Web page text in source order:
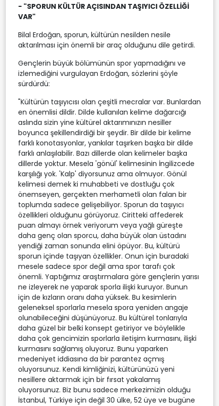
- "SPORUN KÜLTÜR AÇISINDAN TAŞIYICI ÖZELLİĞİ
VAR"
Bilal Erdoğan, sporun, kültürün nesilden nesile
aktarılması için önemli bir araç olduğunu dile getirdi.
Gençlerin büyük bölümünün spor yapmadığını ve
izlemediğini vurgulayan Erdoğan, sözlerini şöyle
sürdürdü:
"Kültürün taşıyıcısı olan çeşitli mecralar var. Bunlardan
en önemlisi dildir. Dilde kullanılan kelime dağarcığı
aslında sizin yine kültürel aktarımınızın nesiller
boyunca şekillendirdiği bir şeydir. Bir dilde bir kelime
farklı konotasyonlar, yankılar taşırken başka bir dilde
farklı anlaşılabilir. Bazı dillerde olan kelimeler başka
dillerde yoktur. Mesela 'gönül' kelimesinin İngilizcede
karşılığı yok. 'Kalp' diyorsunuz ama olmuyor. Gönül
kelimesi demek ki muhabbeti ve dostluğu çok
önemseyen, gerçekten merhametli olan falan bir
toplumda sadece gelişebiliyor. Sporun da taşıyıcı
özellikleri olduğunu görüyoruz. Ciritteki affederek
puan almayı örnek veriyorum veya yağlı güreşte
daha genç olan sporcu, daha büyük olan üstadını
yendiği zaman sonunda elini öpüyor. Bu, kültürü
sporun içinde taşıyan özellikler. Onun için buradaki
mesele sadece spor değil ama spor tarafı çok
önemli. Yaptığımız araştırmalara göre gençlerin yarısı
ne izleyerek ne yaparak sporla ilişki kuruyor. Bunun
için de kızların oranı daha yüksek. Bu kesimlerin
geleneksel sporlarla mesela spora yeniden angaje
olunabileceğini düşünüyoruz. Bu kültürel tonlarıyla
daha güzel bir belki konsept getiriyor ve böylelikle
daha çok gencimizin sporlarla iletişim kurmasını, ilişki
kurmasını sağlamış oluyoruz. Bunu yaparken
medeniyet iddiasına da bir parantez açmış
oluyorsunuz. Kendi kimliğinizi, kültürünüzü yeni
nesillere aktarmak için bir fırsat yakalamış
oluyorsunuz. Biz bunu sadece merkezimizin olduğu
İstanbul, Türkiye için değil 30 ülke, 52 üye ve bugüne